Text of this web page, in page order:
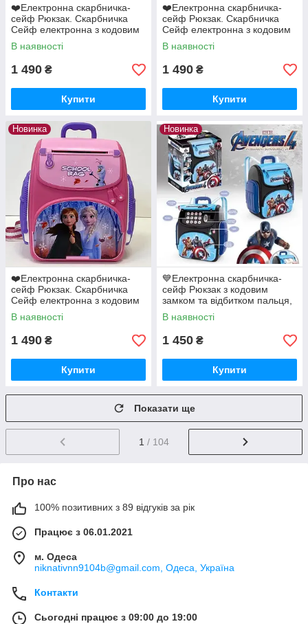
❤️Електронна скарбничка-
сейф Рюкзак. Скарбничка
Сейф електронна з кодовим
замком та відбитком пальця
ЛОЛ
В наявності
1 490 ₴
Купити
❤️Електронна скарбничка-
сейф Рюкзак. Скарбничка
Сейф електронна з кодовим
замком та відбитком пальця
Хелоу Кітті
В наявності
1 490 ₴
Купити
Новинка
❤️Електронна скарбничка-
сейф Рюкзак. Скарбничка
Сейф електронна з кодовим
замком та відбитком пальця
Крижане серце
В наявності
1 490 ₴
Купити
Новинка
💙Електронна скарбничка-
сейф Рюкзак з кодовим
замком та відбитком пальця,
з купюроприймачем
В наявності
1 450 ₴
Купити
Показати ще
1 / 104
Про нас
100% позитивних з 89 відгуків за рік
Працює з 06.01.2021
м. Одеса
niknativnn9104b@gmail.com, Одеса, Україна
Контакти
Сьогодні працює з 09:00 до 19:00